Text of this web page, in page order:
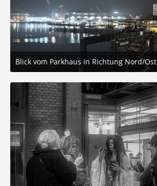
Blick vom Parkhaus in Richtung Nord/Ost
15. November 2025 um 20:50
2